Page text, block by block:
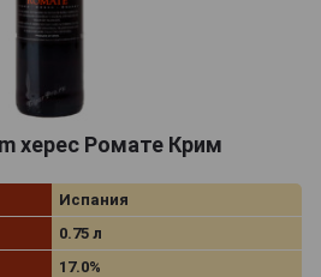
херес Ромате Крим
Испания
0.75 л
17.0%